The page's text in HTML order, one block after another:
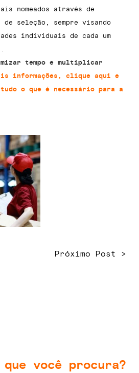
nomeados através de
seleção, sempre visando
individuais de cada um
tempo e multiplicar
informações, clique aqui e
o que é necessário para a
Próximo Post >
que você procura?